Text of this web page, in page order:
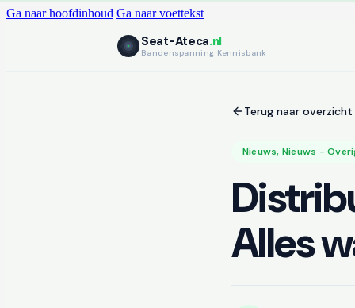
Ga naar hoofdinhoud Ga naar voettekst
Seat-Ateca.nl
Bandenspanning Kennisbank
Terug naar overzicht
Nieuws, Nieuws -
Alles